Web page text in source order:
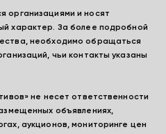
организациями и носят
характер. За более подробной
необходимо обращаться
чьи контакты указаны
не несет ответственности
объявлениях,
аукционов, мониторинге цен